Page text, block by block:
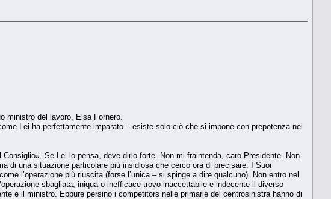
ministro del lavoro, Elsa Fornero.
Lei ha perfettamente imparato – esiste solo ciò che si impone con prepotenza nel
Se Lei lo pensa, deve dirlo forte. Non mi fraintenda, caro Presidente. Non
di una situazione particolare più insidiosa che cerco ora di precisare. I Suoi
l’operazione più riuscita (forse l’unica – si spinge a dire qualcuno). Non entro nel
sbagliata, iniqua o inefficace trovo inaccettabile e indecente il diverso
e il ministro. Eppure persino i competitors nelle primarie del centrosinistra hanno di